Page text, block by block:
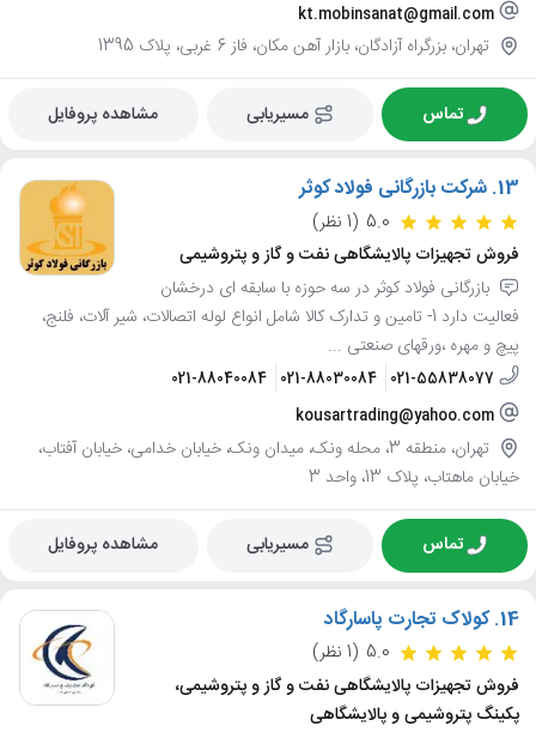
kt.mobinsanat@gmail.com
تهران، بزرگراه آزادگان، بازار آهن مکان، فاز 6 غربی، پلاک 1395
تماس مسیریابی مشاهده پروفایل
13. شرکت بازرگانی فولاد کوثر
5.0 (1 نظر)
فروش تجهیزات پالایشگاهی نفت و گاز و پتروشیمی
بازرگانی فولاد کوثر در سه حوزه با سابقه ای درخشان
فعالیت دارد 1- تامین و تدارک کالا شامل انواع لوله اتصالات، شیر آلات، فلنج،
پیچ و مهره ،ورقهای صنعتی ...
021-55838077
021-88030084
021-88040084
kousartrading@yahoo.com
تهران، منطقه 3، محله ونک، میدان ونک، خیابان خدامی، خیابان آفتاب،
خیابان ماهتاب، پلاک 13، واحد 3
تماس مسیریابی مشاهده پروفایل
14. کولاک تجارت پاسارگاد
5.0 (1 نظر)
فروش تجهیزات پالایشگاهی نفت و گاز و پتروشیمی،
پکینگ پتروشیمی و پالایشگاهی